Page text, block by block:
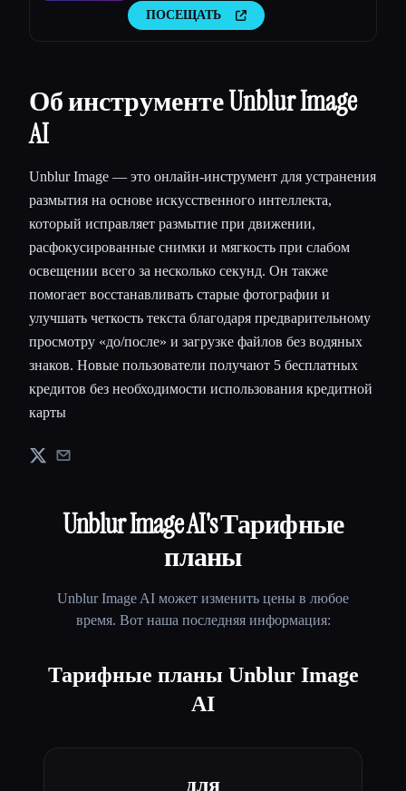
искусственного интеллекта
ПОСЕЩАТЬ
Об инструменте Unblur Image
AI
Unblur Image — это онлайн-инструмент для устранения
размытия на основе искусственного интеллекта,
который исправляет размытие при движении,
расфокусированные снимки и мягкость при слабом
освещении всего за несколько секунд. Он также
помогает восстанавливать старые фотографии и
улучшать четкость текста благодаря предварительному
просмотру «до/после» и загрузке файлов без водяных
знаков. Новые пользователи получают 5 бесплатных
кредитов без необходимости использования кредитной
карты
Unblur Image AI's Тарифные
планы
Unblur Image AI может изменить цены в любое
время. Вот наша последняя информация:
Тарифные планы Unblur Image
AI
для